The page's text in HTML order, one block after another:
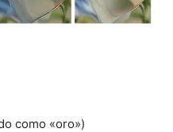
como «oro»)